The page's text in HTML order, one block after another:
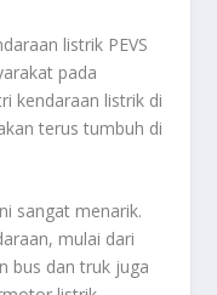
listrik PEVS
pada
kendaraan listrik di
terus tumbuh di
sangat menarik.
mulai dari
bus dan truk juga